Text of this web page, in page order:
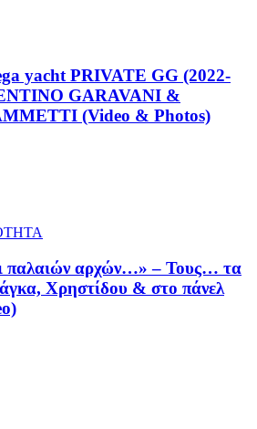
yacht PRIVATE GG (2022-
GARAVANI &
(Video & Photos)
παλαιών αρχών…» – Τους… τα
Χρηστίδου & στο πάνελ